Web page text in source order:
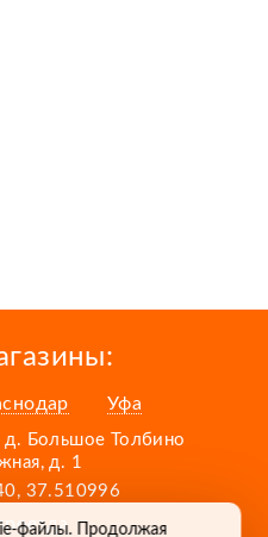
Уфа
д. Большое Толбино
д. 1
37.510996
файлы. Продолжая